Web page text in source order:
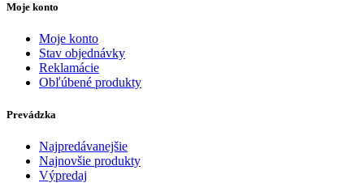
Moje konto
Moje konto
Stav objednávky
Reklamácie
Obľúbené produkty
Prevádzka
Najpredávanejšie
Najnovšie produkty
Výpredaj